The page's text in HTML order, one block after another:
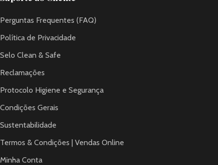
Perguntas Frequentes (FAQ)
Política de Privacidade
Selo Clean & Safe
Reclamações
Protocolo Higiene e Segurança
Condições Gerais
Sustentabilidade
Termos & Condições | Vendas Online
Minha Conta